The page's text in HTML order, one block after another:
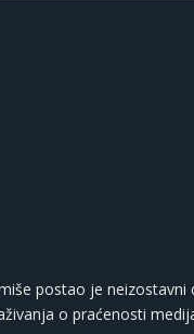
postao je
o praćenosti